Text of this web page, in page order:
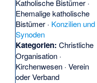
Katholische Bistümer ·
Ehemalige katholische
Bistümer · Konzilien und
Synoden
Kategorien: Christliche
Organisation ·
Kirchenwesen ·Verein
oder Verband